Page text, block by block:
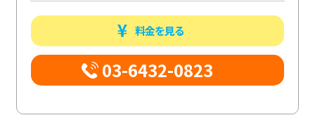
料金を見る
03-6432-0823